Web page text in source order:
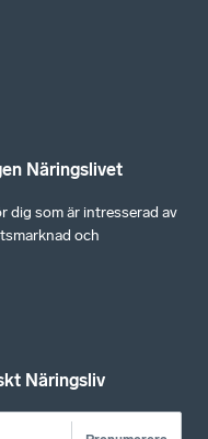
Näringslivet
dig som är intresserad av
och
Näringsliv